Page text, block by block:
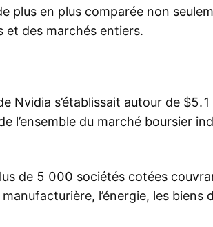
plus en plus comparée non
et des marchés entiers.
Nvidia s’établissait autour de $5.1
l’ensemble du marché boursier
de 5 000 sociétés cotées
l’énergie, les biens